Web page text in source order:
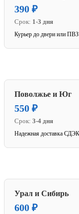
390 ₽
Срок: 1-3 дня
Курьер до двери или
Поволжье и Юг
550 ₽
Срок: 3-4 дня
Надежная доставка
Урал и Сибирь
600 ₽